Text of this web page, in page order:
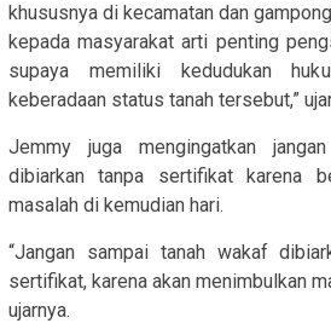
khususnya di kecamatan dan
kepada masyarakat arti penting
supaya memiliki kedudukan
keberadaan status tanah tersebut,”
Jemmy juga mengingatkan
dibiarkan tanpa sertifikat karena
masalah di kemudian hari.
“Jangan sampai tanah wakaf
sertifikat, karena akan menimbulkan
ujarnya.